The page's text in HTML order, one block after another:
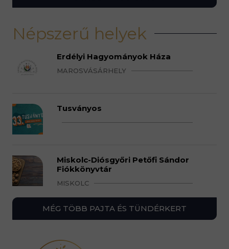
Népszerű helyek
Erdélyi Hagyományok Háza
MAROSVÁSÁRHELY
Tusványos
Miskolc-Diósgyőri Petőfi Sándor
Fiókkönyvtár
MISKOLC
MÉG TÖBB PAJTA ÉS TÜNDÉRKERT